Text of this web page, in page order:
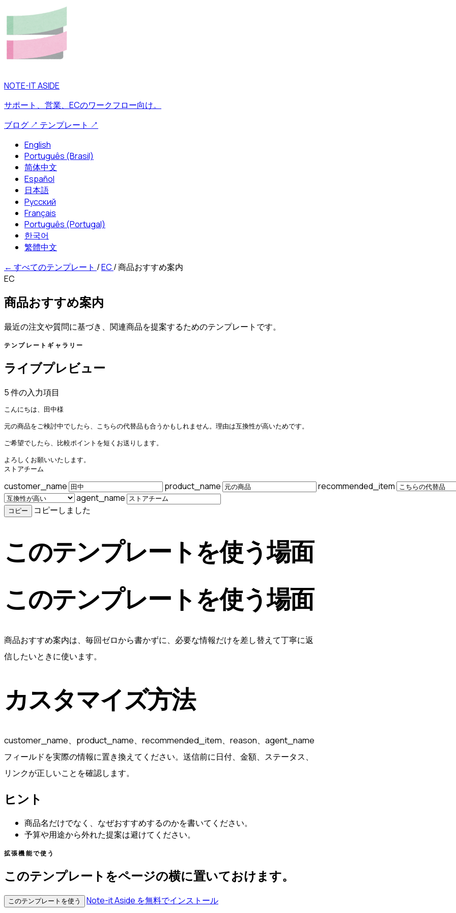
NOTE-IT ASIDE
サポート、営業、ECのワークフロー向け。
ブログ ↗ テンプレート ↗
English
Português (Brasil)
简体中文
Español
日本語
Русский
Français
Português (Portugal)
한국어
繁體中文
← すべてのテンプレート /EC /商品おすすめ案内
EC
商品おすすめ案内
最近の注文や質問に基づき、関連商品を提案するためのテンプレートです。
テンプレートギャラリー
ライブプレビュー
5 件の入力項目
こんにちは、田中様
元の商品をご検討中でしたら、こちらの代替品も合うかもしれません。理由は互換性が高いためです。
ご希望でしたら、比較ポイントを短くお送りします。
よろしくお願いいたします。
ストアチーム
customer_name product_name recommended_item
agent_name
コピー コピーしました
このテンプレートを使う場面
このテンプレートを使う場面
商品おすすめ案内は、毎回ゼロから書かずに、必要な情報だけを差し替えて丁寧に返
信したいときに使います。
カスタマイズ方法
customer_name、product_name、recommended_item、reason、agent_name
フィールドを実際の情報に置き換えてください。送信前に日付、金額、ステータス、
リンクが正しいことを確認します。
ヒント
商品名だけでなく、なぜおすすめするのかを書いてください。
予算や用途から外れた提案は避けてください。
拡張機能で使う
このテンプレートをページの横に置いておけます。
このテンプレートを使う Note-it Aside を無料でインストール